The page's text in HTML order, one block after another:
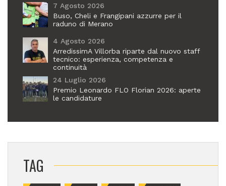
7 Agosto 2026
Buso, Cheli e Frangipani azzurre per il
raduno di Merano
4 Agosto 2026
ArredissimA Villorba riparte dal nuovo staff
tecnico: esperienza, competenza e
continuità
24 Luglio 2026
Premio Leonardo FLO Florian 2026: aperte
le candidature
TAG